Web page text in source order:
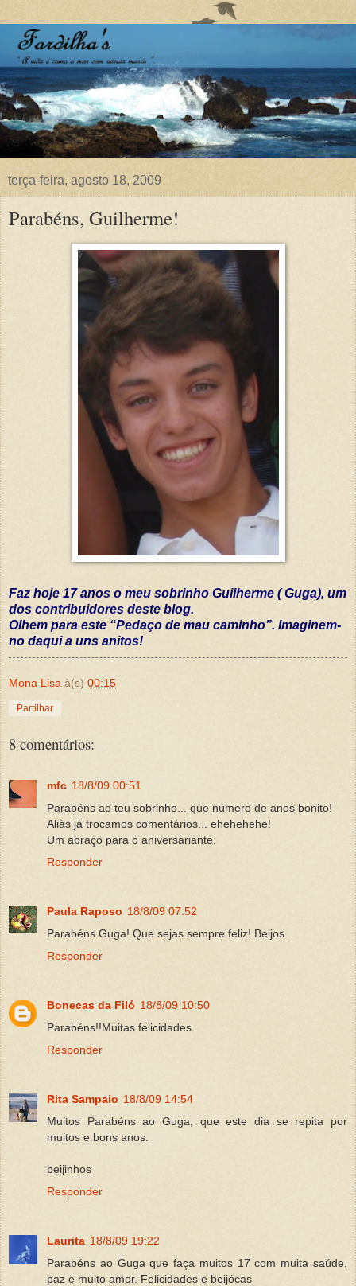
terça-feira, agosto 18, 2009
Parabéns, Guilherme!
Faz hoje 17 anos o meu sobrinho Guilherme ( Guga), um
dos contribuidores deste blog.
Olhem para este “Pedaço de mau caminho”. Imaginem-
no daqui a uns anitos!
Mona Lisa à(s) 00:15
Partilhar
8 comentários:
mfc 18/8/09 00:51
Parabéns ao teu sobrinho... que número de anos bonito!
Aliás já trocamos comentários... ehehehehe!
Um abraço para o aniversariante.
Responder
Paula Raposo 18/8/09 07:52
Parabéns Guga! Que sejas sempre feliz! Beijos.
Responder
Bonecas da Filó 18/8/09 10:50
Parabéns!!Muitas felicidades.
Responder
Rita Sampaio 18/8/09 14:54
Muitos Parabéns ao Guga, que este dia se repita por
muitos e bons anos.
beijinhos
Responder
Laurita 18/8/09 19:22
Parabéns ao Guga que faça muitos 17 com muita saúde,
paz e muito amor. Felicidades e beijócas